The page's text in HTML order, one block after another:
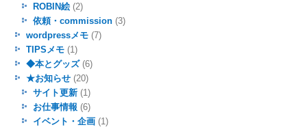
ROBIN絵(2)
依頼・commission(3)
wordpressメモ(7)
TIPSメモ(1)
◆本とグッズ(6)
★お知らせ(20)
サイト更新(1)
お仕事情報 (6)
イベント・企画(1)